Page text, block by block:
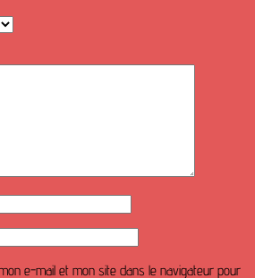
e-mail et mon site dans le navigateur pour